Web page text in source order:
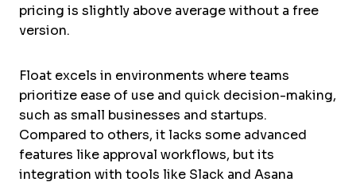
pricing is slightly above average without a free
version.
Float excels in environments where teams
prioritize ease of use and quick decision-making,
such as small businesses and startups.
Compared to others, it lacks some advanced
features like approval workflows, but its
integration with tools like Slack and Asana